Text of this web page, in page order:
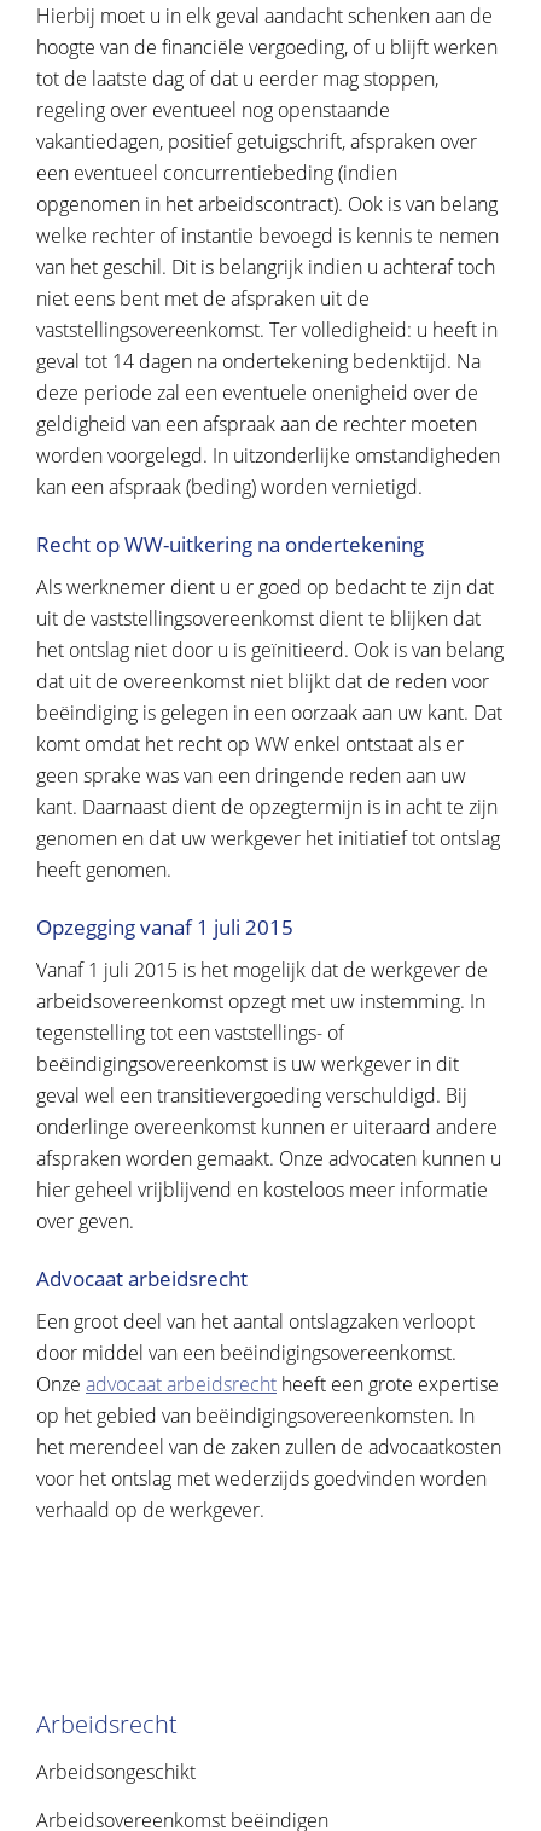
Hierbij moet u in elk geval aandacht schenken aan de
hoogte van de financiële vergoeding, of u blijft werken
tot de laatste dag of dat u eerder mag stoppen,
regeling over eventueel nog openstaande
vakantiedagen, positief getuigschrift, afspraken over
een eventueel concurrentiebeding (indien
opgenomen in het arbeidscontract). Ook is van belang
welke rechter of instantie bevoegd is kennis te nemen
van het geschil. Dit is belangrijk indien u achteraf toch
niet eens bent met de afspraken uit de
vaststellingsovereenkomst. Ter volledigheid: u heeft in
geval tot 14 dagen na ondertekening bedenktijd. Na
deze periode zal een eventuele onenigheid over de
geldigheid van een afspraak aan de rechter moeten
worden voorgelegd. In uitzonderlijke omstandigheden
kan een afspraak (beding) worden vernietigd.
Recht op WW-uitkering na ondertekening
Als werknemer dient u er goed op bedacht te zijn dat
uit de vaststellingsovereenkomst dient te blijken dat
het ontslag niet door u is geïnitieerd. Ook is van belang
dat uit de overeenkomst niet blijkt dat de reden voor
beëindiging is gelegen in een oorzaak aan uw kant. Dat
komt omdat het recht op WW enkel ontstaat als er
geen sprake was van een dringende reden aan uw
kant. Daarnaast dient de opzegtermijn is in acht te zijn
genomen en dat uw werkgever het initiatief tot ontslag
heeft genomen.
Opzegging vanaf 1 juli 2015
Vanaf 1 juli 2015 is het mogelijk dat de werkgever de
arbeidsovereenkomst opzegt met uw instemming. In
tegenstelling tot een vaststellings- of
beëindigingsovereenkomst is uw werkgever in dit
geval wel een transitievergoeding verschuldigd. Bij
onderlinge overeenkomst kunnen er uiteraard andere
afspraken worden gemaakt. Onze advocaten kunnen u
hier geheel vrijblijvend en kosteloos meer informatie
over geven.
Advocaat arbeidsrecht
Een groot deel van het aantal ontslagzaken verloopt
door middel van een beëindigingsovereenkomst.
Onze advocaat arbeidsrecht heeft een grote expertise
op het gebied van beëindigingsovereenkomsten. In
het merendeel van de zaken zullen de advocaatkosten
voor het ontslag met wederzijds goedvinden worden
verhaald op de werkgever.
Arbeidsrecht
Arbeidsongeschikt
Arbeidsovereenkomst beëindigen